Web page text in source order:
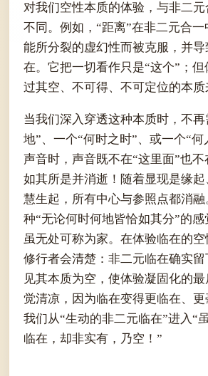
对我们空性本质的体验，与非二
不同。例如，“距离”在非二元合
能所分裂的虚幻性而被克服，并
在。它把一切看作只是“这个”；
过其空、不可得、不可定位的本质
当我们深入穿透这种本质时，不
地”、一个“何时之时”、或一个“何
声音时，声音既不在“这里面”也不
如其所是并消逝！随着显现是缘
慧生起，所有中心与参照点都消
种“无论何时何地皆恰如其分”的感
虽无处可称为家。在体验临在的
修行者会清楚：非二元临在确实留
见其本质为空，使体验凝固化的
觉清凉，因为临在变得更临在、
我们从“生动的非二元临在”进入“
临在，却非实有，乃空！”